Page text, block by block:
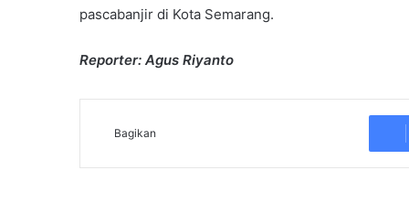
pascabanjir di Kota Semarang.
Reporter: Agus Riyanto
Bagikan